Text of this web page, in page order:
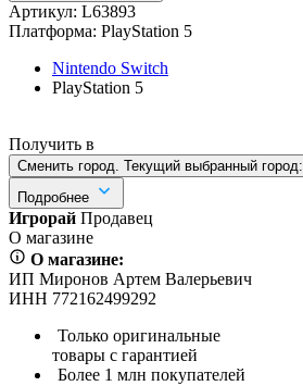
Артикул: L63893
Платформа: PlayStation 5
Nintendo Switch
PlayStation 5
Получить в
Сменить город. Текущий выбранный город:
Подробнее
Игрорай Продавец
О магазине
О магазине:
ИП Миронов Артем Валерьевич
ИНН 772162499292
Только оригинальные
товары с гарантией
Более 1 млн покупателей